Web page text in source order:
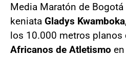
Media Maratón de
keniata Gladys Kwamboka
los 10.000 metros planos
Africanos de Atletismo